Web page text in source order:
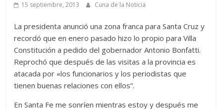
15 septiembre, 2013 Cuna de la Noticia
La presidenta anunció una zona franca para Santa Cruz y
recordó que en enero pasado hizo lo propio para Villa
Constitución a pedido del gobernador Antonio Bonfatti.
Reprochó que después de las visitas a la provincia es
atacada por «los funcionarios y los periodistas que
tienen buenas relaciones con ellos”.
En Santa Fe me sonríen mientras estoy y después me